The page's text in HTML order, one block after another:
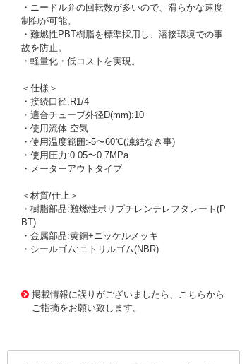
・ニードル弁の回転数が多いので、滑らかな速度
制御が可能。
・難燃性PBT樹脂を標準採用し、溶接環境での事
故を防止。
・軽量化・低コストを実現。
＜仕様＞
・接続口径:R1/4
・適合チューブ外径D(mm):10
・使用流体:空気
・使用温度範囲:-5〜60℃(凍結なき事)
・使用圧力:0.05〜0.7MPa
・メーターアウトタイプ
＜材質/仕上＞
・樹脂部品:難燃性ポリブチレンテレフタレート(P
BT)
・金属部品:黄銅+ニッケルメッキ
・シールゴム:ニトリルゴム(NBR)
掲載情報に誤りがございましたら、こちらから
ご指摘をお願い致します。